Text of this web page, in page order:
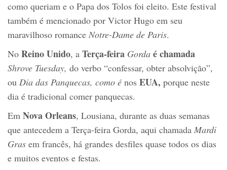
como queriam e o Papa dos Tolos foi eleito. Este festival
também é mencionado por Victor Hugo em seu
maravilhoso romance Notre-Dame de Paris.
No Reino Unido, a Terça-feira Gorda é chamada
Shrove Tuesday, do verbo “confessar, obter absolvição”,
ou Dia das Panquecas, como é nos EUA, porque neste
dia é tradicional comer panquecas.
Em Nova Orleans, Lousiana, durante as duas semanas
que antecedem a Terça-feira Gorda, aqui chamada Mardi
Gras em francês, há grandes desfiles quase todos os dias
e muitos eventos e festas.